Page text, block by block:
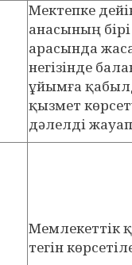
Мектепке
анасының
араcында
негізінде
ұйымға
қызмет
дәлелді
Мемлекеттік
тегін